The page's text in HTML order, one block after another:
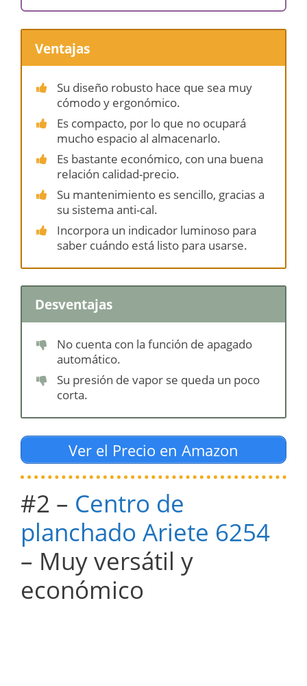
Ventajas
Su diseño robusto hace que sea muy
cómodo y ergonómico.
Es compacto, por lo que no ocupará
mucho espacio al almacenarlo.
Es bastante económico, con una buena
relación calidad-precio.
Su mantenimiento es sencillo, gracias a
su sistema anti-cal.
Incorpora un indicador luminoso para
saber cuándo está listo para usarse.
Desventajas
No cuenta con la función de apagado
automático.
Su presión de vapor se queda un poco
corta.
Ver el Precio en Amazon
#2 – Centro de
planchado Ariete 6254
– Muy versátil y
económico